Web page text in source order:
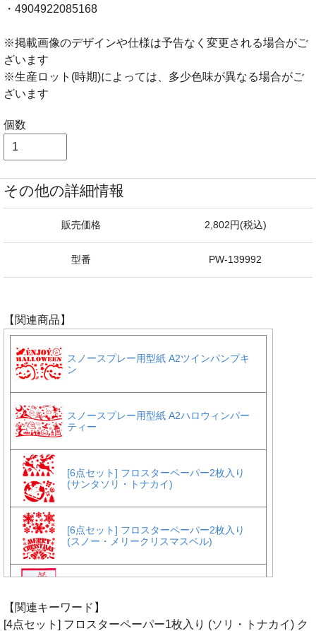
・4904922085168
※掲載画像のデザインや仕様は予告なく変更される場合がご
ざいます
※生産ロット(時期)によっては、多少色味が異なる場合がご
ざいます
個数
その他の詳細情報
販売価格 2,802円(税込)
型番 PW-139992
【関連商品】
【関連キーワード】
[4点セット] フロスターペーパー1枚入り (ソリ・トナカイ) ク